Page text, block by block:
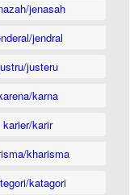
jenasah
jendral
justeru
karna
karier/karir
kharisma
katagori